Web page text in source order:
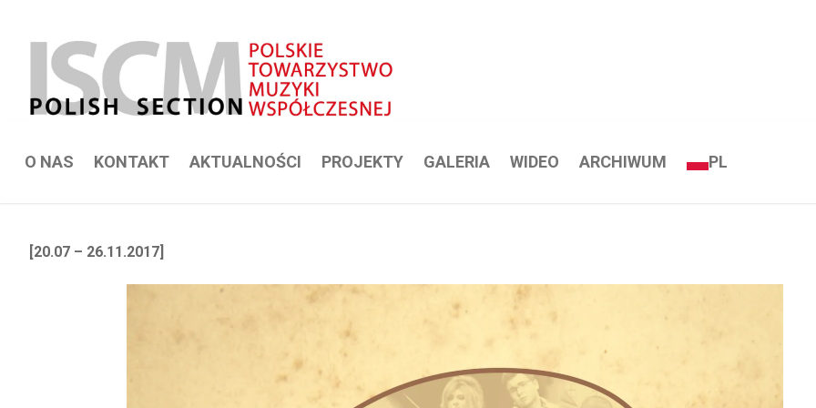
O NAS KONTAKT AKTUALNOŚCI PROJEKTY GALERIA WIDEO ARCHIWUM PL
[20.07 – 26.11.2017]